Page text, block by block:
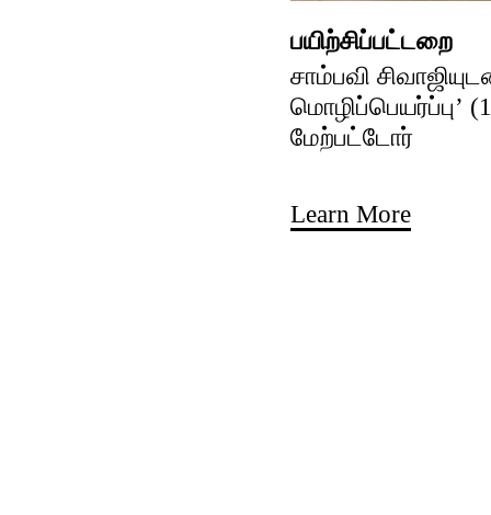
பயிற்சிப்பட்டறை
சாம்பவி
மொழிப்பெயர்ப்பு’
மேற்பட்டோர்
Learn More